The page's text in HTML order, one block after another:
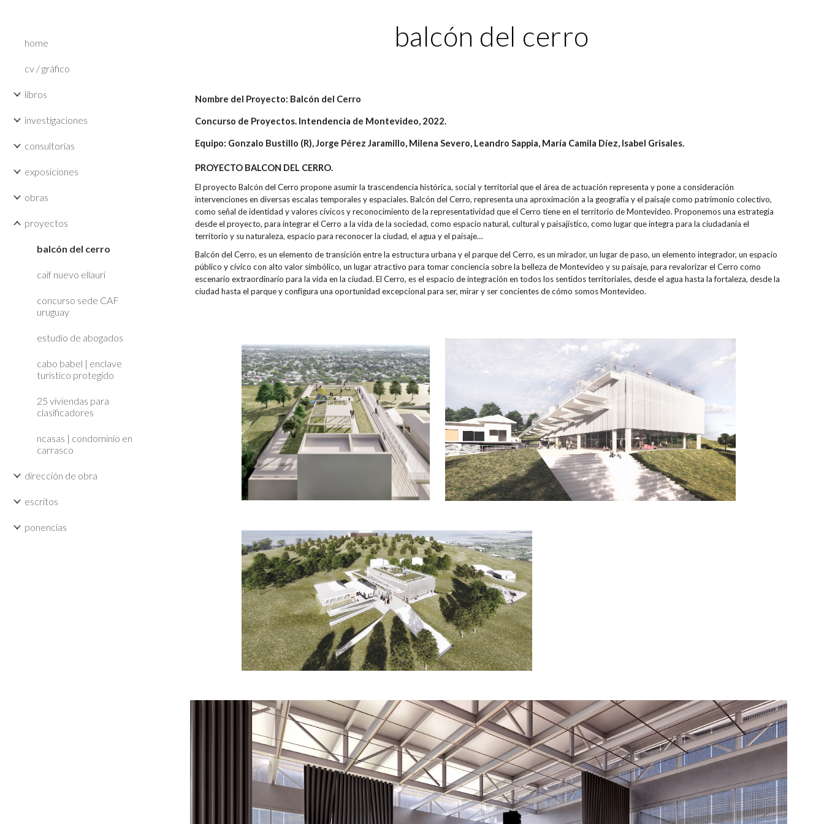
home
cv / gráfico
libros
investigaciones
consultorías
exposiciones
obras
proyectos
balcón del cerro
caif nuevo ellauri
concurso sede CAF
uruguay
estudio de abogados
cabo babel | enclave
turístico protegido
25 viviendas para
clasificadores
ncasas | condominio en
carrasco
dirección de obra
escritos
ponencias
balcón del cerro
Nombre del Proyecto: Balcón del Cerro
Concurso de Proyectos. Intendencia de Montevideo, 2022.
Equipo: Gonzalo Bustillo (R), Jorge Pérez Jaramillo, Milena Severo, Leandro Sappia, María Camila Díez, Isabel Grisales.
PROYECTO BALCON DEL CERRO.
El proyecto Balcón del Cerro propone asumir la trascendencia histórica, social y territorial que el área de actuación representa y pone a consideración
intervenciones en diversas escalas temporales y espaciales. Balcón del Cerro, representa una aproximación a la geografía y el paisaje como patrimonio colectivo,
como señal de identidad y valores cívicos y reconocimiento de la representatividad que el Cerro tiene en el territorio de Montevideo. Proponemos una estrategia
desde el proyecto, para integrar el Cerro a la vida de la sociedad, como espacio natural, cultural y paisajístico, como lugar que integra para la ciudadanía el
territorio y su naturaleza, espacio para reconocer la ciudad, el agua y el paisaje…
Balcón del Cerro, es un elemento de transición entre la estructura urbana y el parque del Cerro, es un mirador, un lugar de paso, un elemento integrador, un espacio
público y cívico con alto valor simbólico, un lugar atractivo para tomar conciencia sobre la belleza de Montevideo y su paisaje, para revalorizar el Cerro como
escenario extraordinario para la vida en la ciudad. El Cerro, es el espacio de integración en todos los sentidos territoriales, desde el agua hasta la fortaleza, desde la
ciudad hasta el parque y configura una oportunidad excepcional para ser, mirar y ser concientes de cómo somos Montevideo.